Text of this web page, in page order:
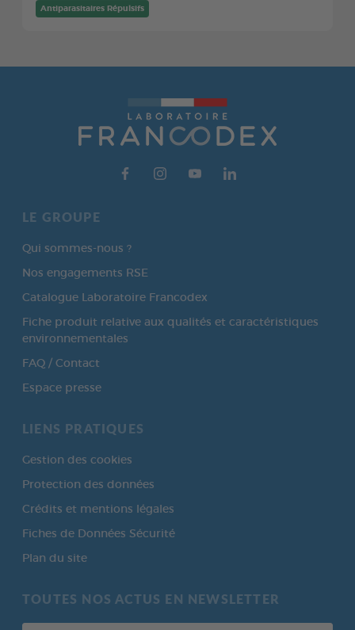
Antiparasitaires Répulsifs
LE GROUPE
Qui sommes-nous ?
Nos engagements RSE
Catalogue Laboratoire Francodex
Fiche produit relative aux qualités et caractéristiques
environnementales
FAQ / Contact
Espace presse
LIENS PRATIQUES
Gestion des cookies
Protection des données
Crédits et mentions légales
Fiches de Données Sécurité
Plan du site
TOUTES NOS ACTUS EN NEWSLETTER